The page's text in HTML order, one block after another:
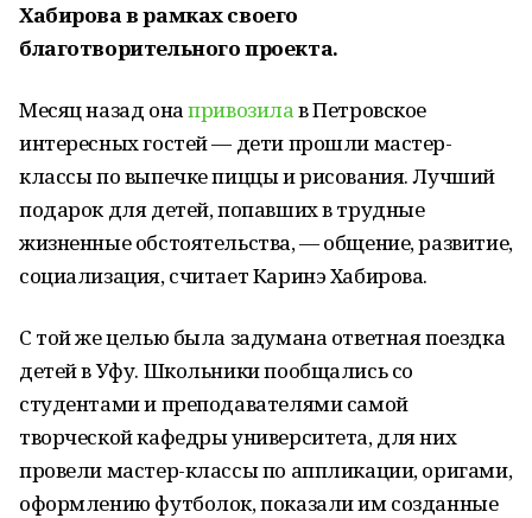
Хабирова в рамках своего
благотворительного проекта.
Месяц назад онапривозилав Петровское
интересных гостей — дети прошли мастер-
классы по выпечке пиццы и рисования. Лучший
подарок для детей, попавших в трудные
жизненные обстоятельства, — общение, развитие,
социализация, считает Каринэ Хабирова.
С той же целью была задумана ответная поездка
детей в Уфу. Школьники пообщались со
студентами и преподавателями самой
творческой кафедры университета, для них
провели мастер-классы по аппликации, оригами,
оформлению футболок, показали им созданные